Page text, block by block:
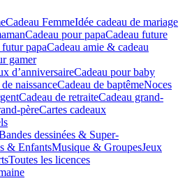
Cadeau FemmeIdée cadeau de mariage​
Cadeau pour papaCadeau future
papaCadeau amie & cadeau
gamer
d’anniversaireCadeau pour baby
naissanceCadeau de baptêmeNoces
Cadeau de retraiteCadeau grand-
pèreCartes cadeaux
dessinées & Super-
& EnfantsMusique & GroupesJeux
Toutes les licences